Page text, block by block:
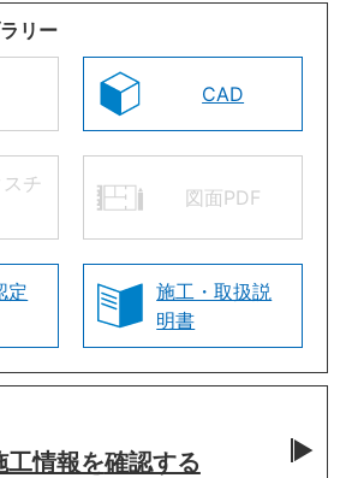
リー
CAD
チ
図面PDF
定
施工・取扱説
明書
工情報を確認する